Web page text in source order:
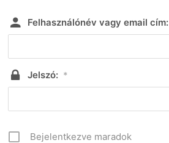
Felhasználónév vagy email cím:
Jelszó: *
Bejelentkezve maradok